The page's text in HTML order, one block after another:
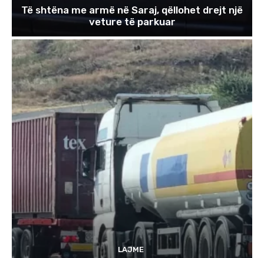
Të shtëna me armë në Saraj, qëllohet drejt një
veture të parkuar
LAJME